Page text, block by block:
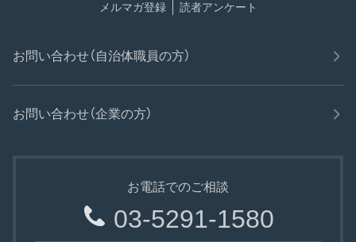
メルマガ登録 読者アンケート
お問い合わせ（自治体職員の方）
お問い合わせ（企業の方）
お電話でのご相談
03-5291-1580